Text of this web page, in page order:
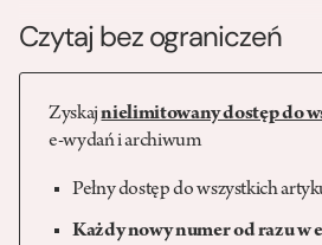
Czytaj bez ograniczeń
Zyskajnielimitowany dostęp do
e-wydań i archiwum
Pełny dostęp do wszystkich
Każdy nowy numer od razu w